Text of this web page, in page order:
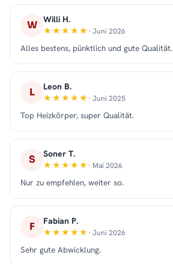
W Willi H.
· Juni 2026
Alles bestens, pünktlich und gute Qualität.
L Leon B.
· Juni 2025
Top Heizkörper, super Qualität.
S Soner T.
· Mai 2026
Nur zu empfehlen, weiter so.
F Fabian P.
· Juni 2026
Sehr gute Abwicklung.